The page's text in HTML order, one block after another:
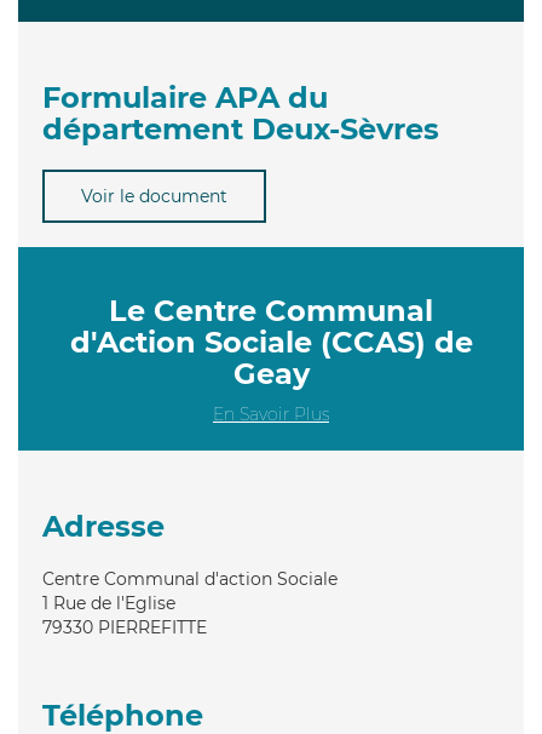
Formulaire APA du
département Deux-Sèvres
Voir le document
Le Centre Communal
d'Action Sociale (CCAS) de
Geay
En Savoir Plus
Adresse
Centre Communal d'action Sociale
1 Rue de l'Eglise
79330 PIERREFITTE
Téléphone